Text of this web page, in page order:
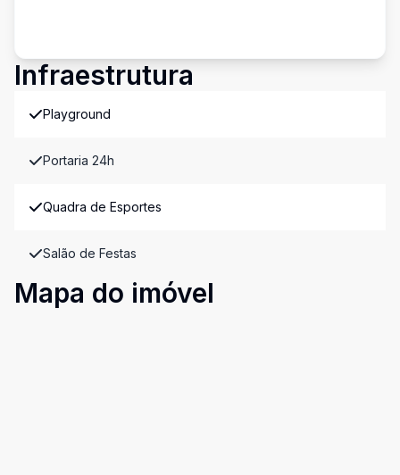
Infraestrutura
Playground
Portaria 24h
Quadra de Esportes
Salão de Festas
Mapa do imóvel